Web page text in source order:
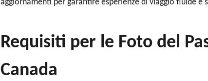
aggiornamenti per garantire esperienze di viaggio fluide e
Requisiti per le Foto del
Canada